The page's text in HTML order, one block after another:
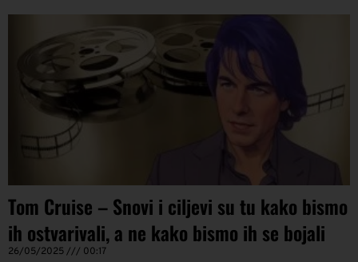
Tom Cruise – Snovi i ciljevi su tu kako bismo
ih ostvarivali, a ne kako bismo ih se bojali
26/05/2025 00:17